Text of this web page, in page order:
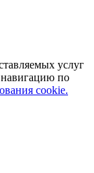
услуг
навигацию по
cookie.